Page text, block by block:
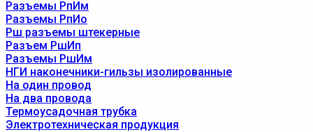
Разъемы РпИм
Разъемы РпИо
Рш разъемы штекерные
Разъем РшИп
Разъемы РшИм
НГИ наконечники-гильзы изолированные
На один провод
На два провода
Термоусадочная трубка
Электротехническая продукция